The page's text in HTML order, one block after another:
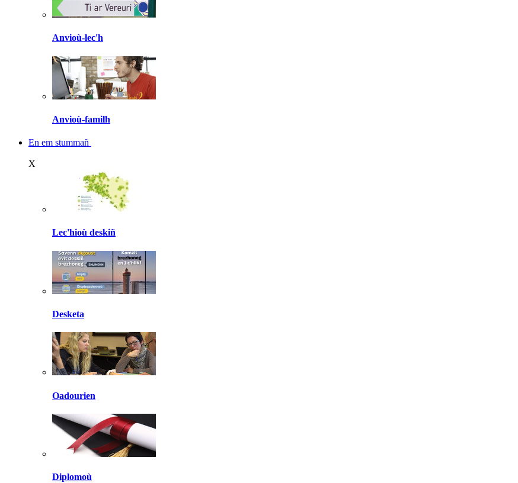
Anvioù-lec'h
Anvioù-familh
En em stummañ
X
Lec'hioù deskiñ
Desketa
Oadourien
Diplomoù